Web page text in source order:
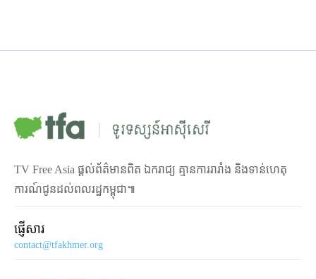
TV Free Asia ផ្ដល់ព័ត៌មានពិត ឯករាជ្យ គ្មានការរារាំង និងទាន់ហេតុ
ការណ៍ជូនដល់ពលរដ្ឋកម្ពុជា៕
ផ្ញើសារ
contact@tfakhmer.org